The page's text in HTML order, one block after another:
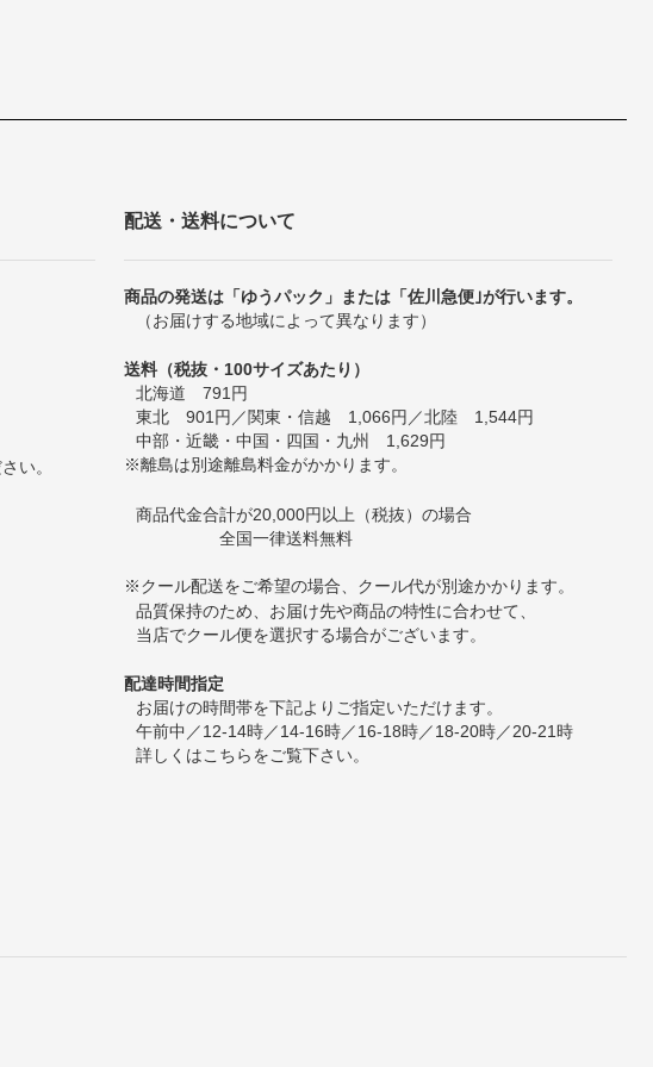
い。
配送・送料について
商品の発送は「ゆうパック」または「佐川急便｣が行います。
（お届けする地域によって異なります）
送料（税抜・100サイズあたり）
北海道 791円
東北 901円／関東・信越 1,066円／北陸 1,544円
中部・近畿・中国・四国・九州 1,629円
※離島は別途離島料金がかかります。
商品代金合計が20,000円以上（税抜）の場合
全国一律送料無料
※クール配送をご希望の場合、クール代が別途かかります。
品質保持のため、お届け先や商品の特性に合わせて、
当店でクール便を選択する場合がございます。
配達時間指定
お届けの時間帯を下記よりご指定いただけます。
午前中／12-14時／14-16時／16-18時／18-20時／20-21時
詳しくはこちらをご覧下さい。